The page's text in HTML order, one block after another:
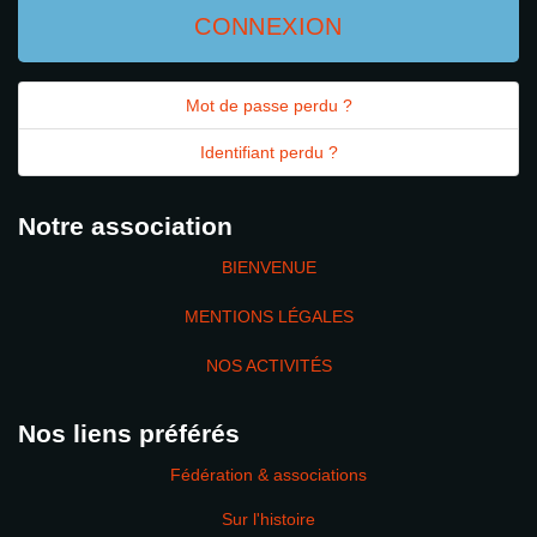
CONNEXION
Mot de passe perdu ?
Identifiant perdu ?
Notre association
BIENVENUE
MENTIONS LÉGALES
NOS ACTIVITÉS
Nos liens préférés
Fédération & associations
Sur l'histoire